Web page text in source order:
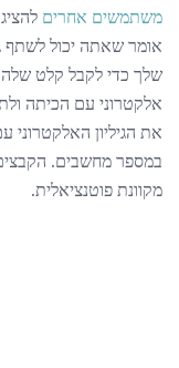
משתמשים אחרים
אומר שאתה יכול לשתף
שלך כדי לקבל קלט
אלקטרוני עם הכיתה
את הגיליון האלקטרוני
מקוונת פוטנציאלית.